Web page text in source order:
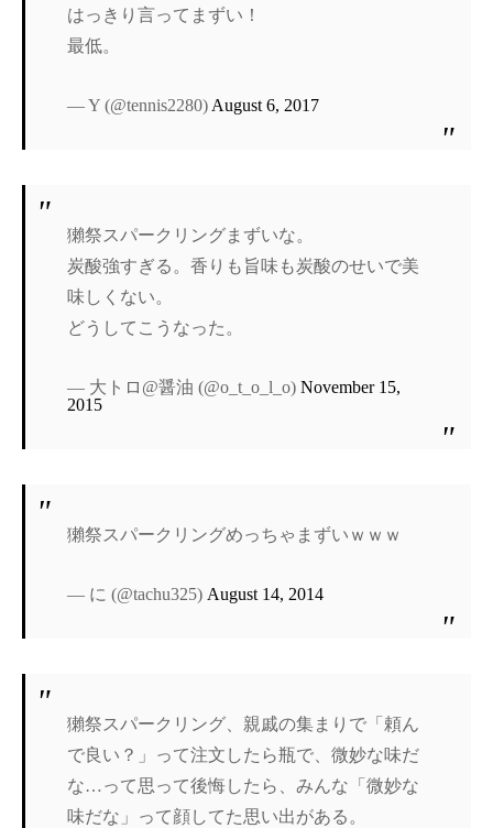
はっきり言ってまずい！
最低。
— Y (@tennis2280)August 6, 2017
獺祭スパークリングまずいな。
炭酸強すぎる。香りも旨味も炭酸のせいで美
味しくない。
どうしてこうなった。
— 大トロ@醤油 (@o_t_o_l_o)November 15,
2015
獺祭スパークリングめっちゃまずいｗｗｗ
— に (@tachu325)August 14, 2014
獺祭スパークリング、親戚の集まりで「頼ん
で良い？」って注文したら瓶で、微妙な味だ
な…って思って後悔したら、みんな「微妙な
味だな」って顔してた思い出がある。